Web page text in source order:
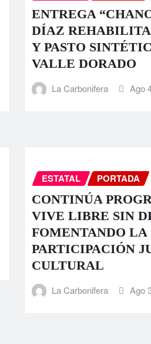
ENTREGA
DÍAZ
Y PASTO
VALLE DORADO
La Carbonifera Ago
ESTATAL PORTADA
CONTINÚA
VIVE LIBRE SIN
FOMENTANDO LA
PARTICIPACIÓN
CULTURAL
La Carbonifera Ago